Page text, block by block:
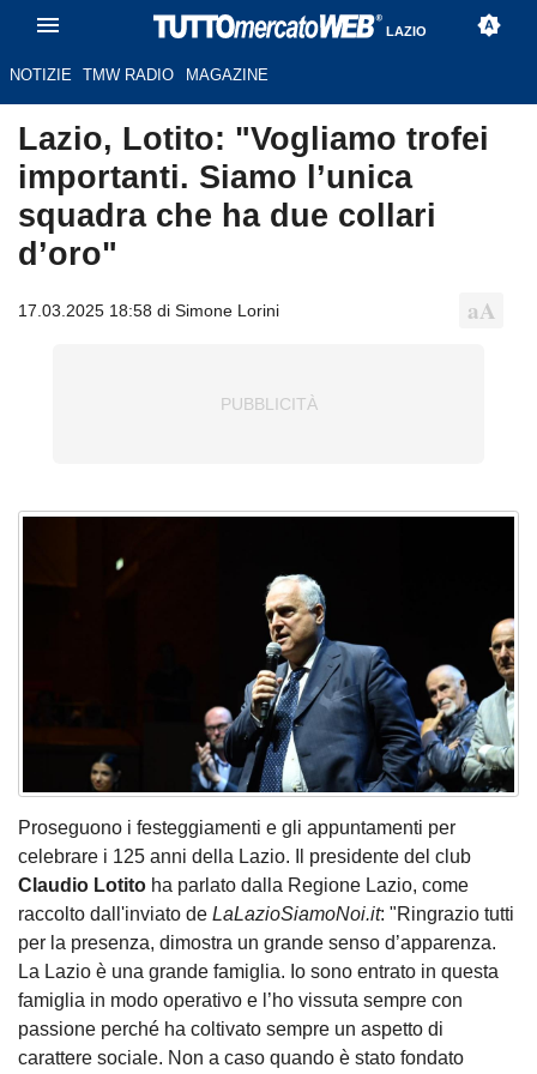
LAZIO
NOTIZIE TMW RADIO MAGAZINE
Lazio, Lotito: "Vogliamo trofei
importanti. Siamo l’unica
squadra che ha due collari
d’oro"
17.03.2025 18:58 di Simone Lorini
Proseguono i festeggiamenti e gli appuntamenti per
celebrare i 125 anni della Lazio. Il presidente del club
Claudio Lotito ha parlato dalla Regione Lazio, come
raccolto dall'inviato de LaLazioSiamoNoi.it: "Ringrazio tutti
per la presenza, dimostra un grande senso d’apparenza.
La Lazio è una grande famiglia. Io sono entrato in questa
famiglia in modo operativo e l’ho vissuta sempre con
passione perché ha coltivato sempre un aspetto di
carattere sociale. Non a caso quando è stato fondato